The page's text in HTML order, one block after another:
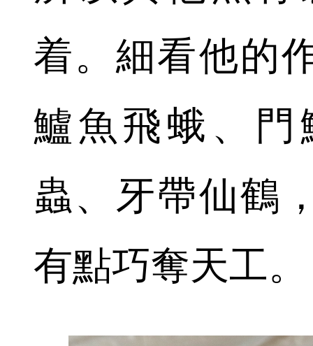
着。細看他的
鱸魚飛蛾、門
蟲、牙帶仙鶴
有點巧奪天工。